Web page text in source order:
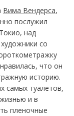
Вима Вендерса,
послужил
над
со
что он
историю.
самых туалетов,
и в
пленочные